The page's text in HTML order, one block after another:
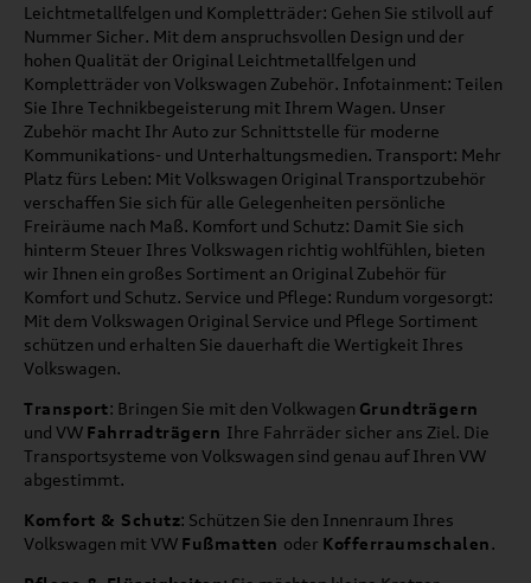
Leichtmetallfelgen und Kompletträder: Gehen Sie stilvoll auf
Nummer Sicher. Mit dem anspruchsvollen Design und der
hohen Qualität der Original Leichtmetallfelgen und
Kompletträder von Volkswagen Zubehör. Infotainment: Teilen
Sie Ihre Technikbegeisterung mit Ihrem Wagen. Unser
Zubehör macht Ihr Auto zur Schnittstelle für moderne
Kommunikations- und Unterhaltungsmedien. Transport: Mehr
Platz fürs Leben: Mit Volkswagen Original Transportzubehör
verschaffen Sie sich für alle Gelegenheiten persönliche
Freiräume nach Maß. Komfort und Schutz: Damit Sie sich
hinterm Steuer Ihres Volkswagen richtig wohlfühlen, bieten
wir Ihnen ein großes Sortiment an Original Zubehör für
Komfort und Schutz. Service und Pflege: Rundum vorgesorgt:
Mit dem Volkswagen Original Service und Pflege Sortiment
schützen und erhalten Sie dauerhaft die Wertigkeit Ihres
Volkswagen.
Transport: Bringen Sie mit den Volkwagen Grundträgern
und VW Fahrradträgern Ihre Fahrräder sicher ans Ziel. Die
Transportsysteme von Volkswagen sind genau auf Ihren VW
abgestimmt.
Komfort & Schutz: Schützen Sie den Innenraum Ihres
Volkswagen mit VW Fußmatten oder Kofferraumschalen.